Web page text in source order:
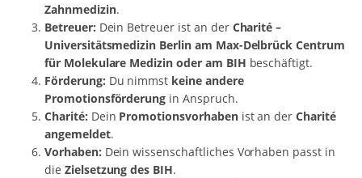
Zahnmedizin.
Betreuer: Dein Betreuer ist an der Charité –
Universitätsmedizin Berlin am Max-Delbrück Centrum
für Molekulare Medizin oder am BIH beschäftigt.
Förderung: Du nimmst keine andere
Promotionsförderung in Anspruch.
Charité: Dein Promotionsvorhabenist an derCharité
angemeldet.
Vorhaben: Dein wissenschaftliches Vorhaben passt in
die Zielsetzung des BIH.